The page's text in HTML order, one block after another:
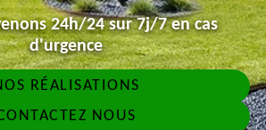
24h/24 sur 7j/7 en cas
d'urgence
RÉALISATIONS
NOUS